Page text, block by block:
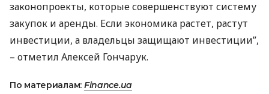
законопроекты, которые совершенствуют систему
закупок и аренды. Если экономика растет, растут
инвестиции, а владельцы защищают инвестиции”,
– отметил Алексей Гончарук.
По материалам: Finance.ua